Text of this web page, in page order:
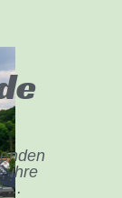
ihre
...